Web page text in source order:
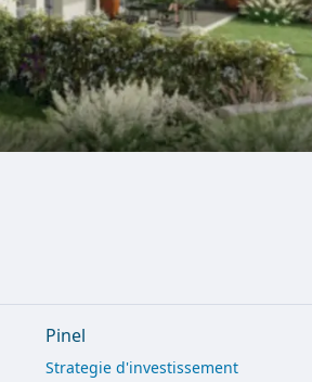
Pinel
Strategie d'investissement